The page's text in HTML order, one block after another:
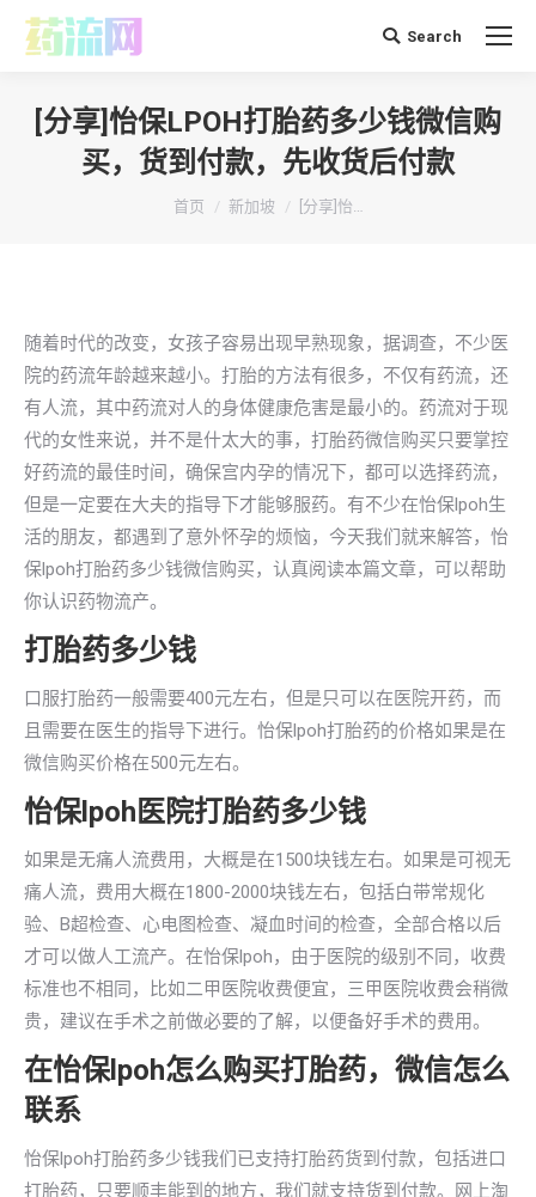
搜 Search
[分享]怡保LPOH打胎药多少钱微信购
买，货到付款，先收货后付款
你在这里：
首页 新加坡 [分享]怡…
随着时代的改变，女孩子容易出现早熟现象，据调查，不少医
院的药流年龄越来越小。打胎的方法有很多，不仅有药流，还
有人流，其中药流对人的身体健康危害是最小的。药流对于现
代的女性来说，并不是什太大的事，打胎药微信购买只要掌控
好药流的最佳时间，确保宫内孕的情况下，都可以选择药流，
但是一定要在大夫的指导下才能够服药。有不少在怡保lpoh生
活的朋友，都遇到了意外怀孕的烦恼，今天我们就来解答，怡
保lpoh打胎药多少钱微信购买，认真阅读本篇文章，可以帮助
你认识药物流产。
打胎药多少钱
口服打胎药一般需要400元左右，但是只可以在医院开药，而
且需要在医生的指导下进行。怡保lpoh打胎药的价格如果是在
微信购买价格在500元左右。
怡保lpoh医院打胎药多少钱
如果是无痛人流费用，大概是在1500块钱左右。如果是可视无
痛人流，费用大概在1800-2000块钱左右，包括白带常规化
验、B超检查、心电图检查、凝血时间的检查，全部合格以后
才可以做人工流产。在怡保lpoh，由于医院的级别不同，收费
标准也不相同，比如二甲医院收费便宜，三甲医院收费会稍微
贵，建议在手术之前做必要的了解，以便备好手术的费用。
在怡保lpoh怎么购买打胎药，微信怎么
联系
怡保lpoh打胎药多少钱我们已支持打胎药货到付款，包括进口
打胎药，只要顺丰能到的地方，我们就支持货到付款。网上淘